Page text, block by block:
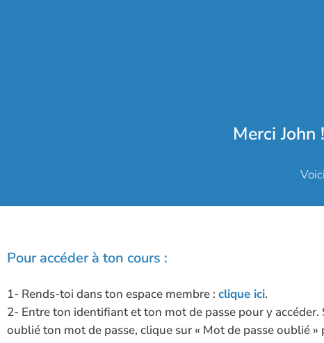
Merci
Pour accéder à ton cours :
1- Rends-toi dans ton espace membre : clique ici.
2- Entre ton identifiant et ton mot de passe pour y accéder.
oublié ton mot de passe, clique sur « Mot de passe oublié »